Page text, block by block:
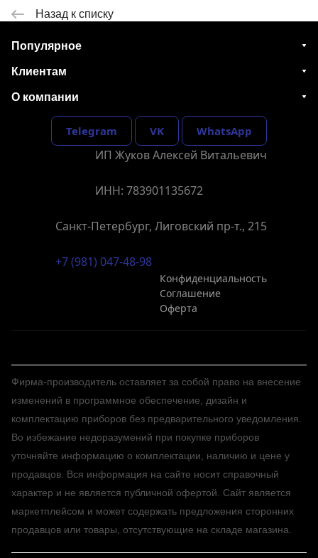
Назад к списку
Популярное
Клиентам
О компании
Telegram VK WhatsApp
ИП Жуков Алексей Витальевич
ИНН: 783901135672
Санкт-Петербург, Лиговский пр-т., 215
+7 (981) 047-48-98
Конфиденциальность
Соглашение
Оферта
Фирма-производитель оставляет за собой право на внесение
изменений в программное обеспечение, дизайн и
комплектацию приборов без предварительного уведомления.
Во избежание недоразумений при покупке приборов
уточняйте информацию о комплектации, наличию и цене у
продавцов. Вся информация на сайте носит справочный
характер и не является публичной офертой. Сайт является
маркетплейсом и может содержать предложения сторонних
продавцов или товары, отсутствующие на складе магазина.